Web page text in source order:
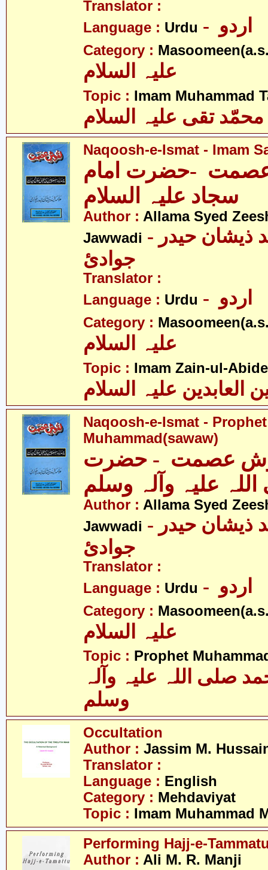
Translator :
Language : Urdu
Category :
Topic : Imam Muhammad
محمّد تقی علیہ السلام
Naqoosh-e-Ismat - Imam
-حضرت امام
سجاد علیہ السلام
Author : Allama Syed
Jawwadi - علامہ سیّد ذیشان حیدر
جوادئ
Translator :
Language : Urdu
Category :
Topic : Imam Zain-ul-
العابدین علیہ السلام
Naqoosh-e-Ismat - Prophet
Muhammad(sawaw)
عصمت - حضرت
علیہ وآلہ وسلم
Author : Allama Syed
Jawwadi - علامہ سیّد ذیشان حیدر
جوادئ
Translator :
Language : Urdu
Category :
Topic : Prophet
صلی اللہ علیہ وآلہ
وسلم
Occultation
Author : Jassim M.
Translator :
Language : English
Category : Mehdaviyat
Topic : Imam Muhammad
Performing Hajj-e-
Author : Ali M. R. Manji